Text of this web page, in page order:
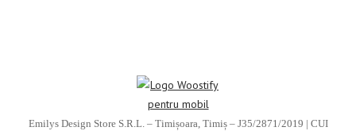
Emilys Design Store S.R.L. – Timișoara, Timiș – J35/2871/2019 | CUI